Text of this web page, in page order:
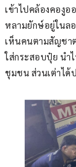
เข้าไปคล้องคองู
หลามยักษ์อยู่ในล
เห็นคนตามสัญชา
ใส่กระสอบปุ๋ย นำ
ชุมชน ส่วนเต่าได้